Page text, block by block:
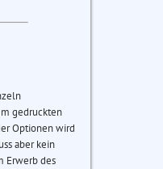
gedruckten
Optionen wird
aber kein
Erwerb des